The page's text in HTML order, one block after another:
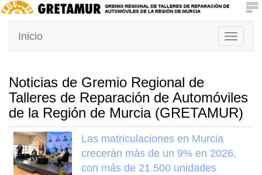
Toggle
Inicio
Noticias de Gremio Regional de
Talleres de Reparación de Automóviles
de la Región de Murcia (GRETAMUR)
Las matriculaciones en Murcia
crecerán más de un 9% en 2026,
con más de 21.500 unidades